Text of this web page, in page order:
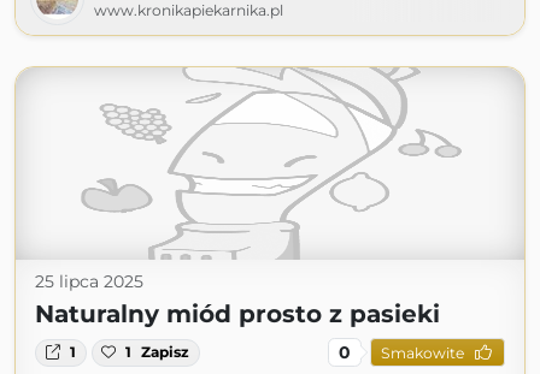
www.kronikapiekarnika.pl
25 lipca 2025
Naturalny miód prosto z pasieki
1 1 Zapisz 0 Smakowite